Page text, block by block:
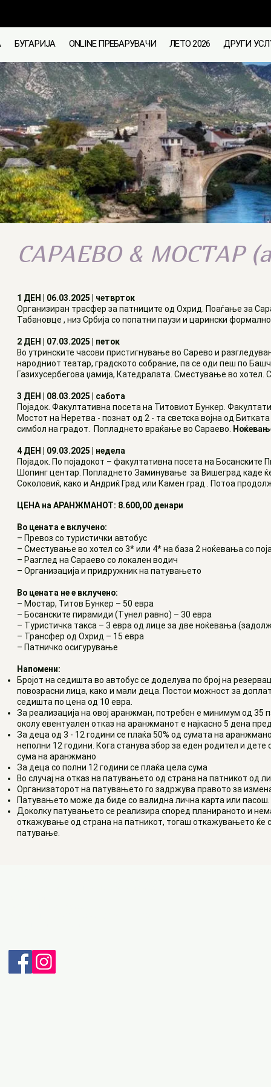
БУГАРИЈА ONLINE ПРЕБАРУВАЧИ ЛЕТО 2026 ДРУГИ
САРАЕВО & МОСТАР
1 ДЕН | 06.03.2025 | четврток
Организиран трасфер за патниците од Охрид. Поаѓање за
Табановце , низ Србија со попатни паузи и царински
2 ДЕН | 07.03.2025 | петок
Во утринските часови пристигнување во Сарево и
народниот театар, градското собрание, па се оди пеш по
Газихусербегова џамија, Катедралата. Сместување во
3 ДЕН | 08.03.2025 | сабота
Појадок. Факултативна посета на Титовиот Бункер.
Мостот на Неретва - познат од 2 - та светска војна од
симбол на градот. Попладнето враќање во Сараево.
4 ДЕН | 09.03.2025 | недела
Појадок. По појадокот – факултативна посета на
Шопинг центар. Попладнето Заминување за Вишеград каде
Соколовиќ, како и Андриќ Град или Камен град . Потоа
ЦЕНА на АРАНЖМАНОТ: 8.600,00 денари
Во цената е вклучено:
– Превоз со туристички автобус
– Сместување во хотел со 3* или 4* на база 2 ноќевања со
– Разглед на Сараево со локален водич
– Организација и придружник на патувањето
Во цената не е вклучено:
– Мостар, Титов Бункер – 50 евра
– Босанските пирамиди (Тунел равно) – 30 евра
– Туристичка такса – 3 евра од лице за две ноќевања
– Трансфер од Охрид – 15 евра
– Патничко осигурување
Напомени:
Бројот на седишта во автобус се доделува по број на
повозрасни лица, како и мали деца. Постои можност за
седишта по цена од 10 евра.
За реализација на овој аранжман, потребен е минимум од 35
околу евентуален отказ на аранжманот е најкасно 5 дена
За деца од 3 - 12 години се плаќа 50% од сумата на
неполни 12 години. Кога станува збор за еден родител и
сума на аранжмано
За деца со полни 12 години се плаќа цела сума
Во случај на отказ на патувањето од страна на патникот од
Организаторот на патувањето го задржува правото за
Патувањето може да биде со валидна лична карта или пасош.
Доколку патувањето се реализира според планираното и
откажување од страна на патникот, тогаш откажувањето ќе
патување.